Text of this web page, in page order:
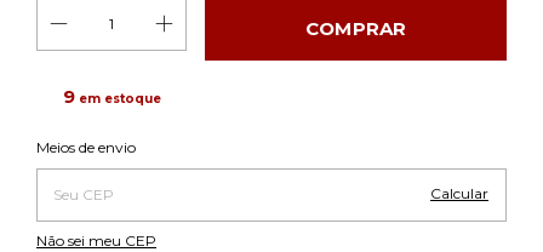
9em estoque
Entregas para o CEP:
Meios de envio
Calcular
Não sei meu CEP